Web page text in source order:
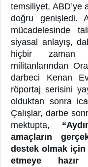
temsiliyet, ABD’ye
doğru genişledi.
mücadelesinde
siyasal anlayış,
hiçbir zaman
militanlarından
darbeci Kenan
röportaj serisini
olduktan sonra
Çalışlar, darbe
mektupta,
amaçların
destek olmak için
etmeye hazır